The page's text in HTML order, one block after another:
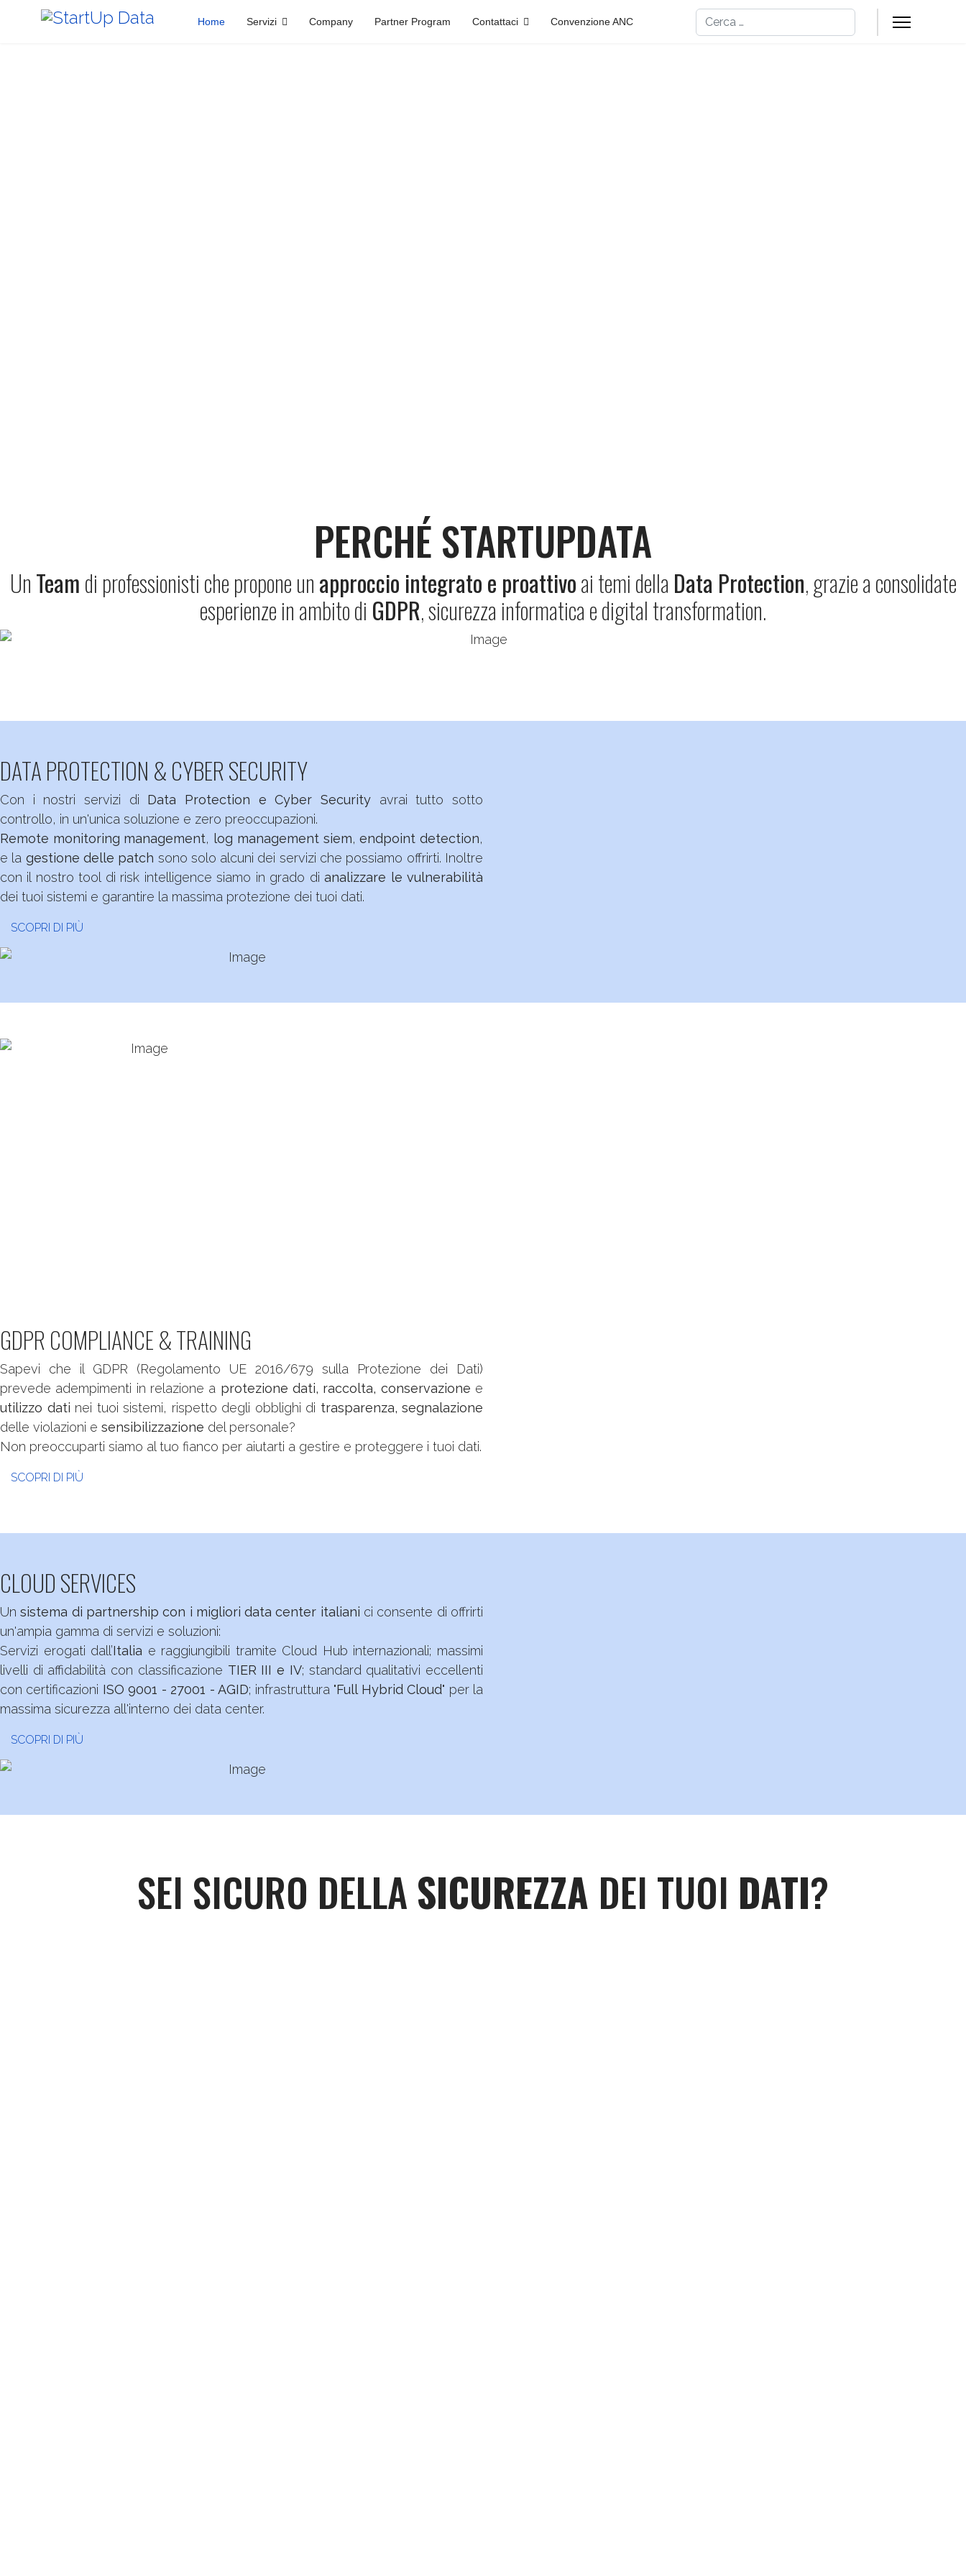
Home Servizi Company Partner Program Contattaci Convenzione ANC Cerca
PERCHÉ STARTUPDATA
UnTeamdi professionisti che propone unapproccio integrato e proattivoai temi della Data Protection, grazie a consolidate
esperienze in ambito di GDPR, sicurezza informatica e digital transformation.
DATA PROTECTION & CYBER SECURITY
Con i nostri servizi di Data Protection e Cyber Security avrai tutto sotto
controllo, in un'unica soluzione e zero preoccupazioni.
Remote monitoring management, log management siem,endpoint detection,
e la gestione delle patch sono solo alcuni dei servizi che possiamo offrirti. Inoltre
con il nostro tool di risk intelligence siamo in grado dianalizzare le vulnerabilità
dei tuoi sistemi e garantire la massima protezione dei tuoi dati.
SCOPRI DI PIÙ
GDPR COMPLIANCE & TRAINING
Sapevi che il GDPR (Regolamento UE 2016/679 sulla Protezione dei Dati)
prevede adempimenti in relazione a protezione dati, raccolta, conservazione e
utilizzo dati nei tuoi sistemi, rispetto degli obblighi di trasparenza, segnalazione
delle violazioni e sensibilizzazione del personale?
Non preoccuparti siamo al tuo fianco per aiutarti a gestire e proteggere i tuoi dati.
SCOPRI DI PIÙ
CLOUD SERVICES
Unsistema di partnership con i migliori data center italiani ci consente di offrirti
un'ampia gamma di servizi e soluzioni:
Servizi erogati dall’Italia e raggiungibili tramite Cloud Hub internazionali; massimi
livelli di affidabilità con classificazione TIER III e IV; standard qualitativi eccellenti
con certificazioni ISO 9001 - 27001 - AGID; infrastruttura "Full Hybrid Cloud" per la
massima sicurezza all'interno dei data center.
SCOPRI DI PIÙ
SEI SICURO DELLA SICUREZZA DEI TUOI DATI?